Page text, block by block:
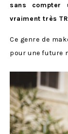
sans compter
vraiment très
Ce genre de
pour une future